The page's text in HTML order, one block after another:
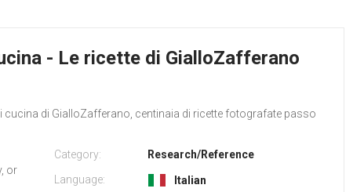
- Le ricette di GialloZafferano
cucina di GialloZafferano, centinaia di ricette fotografate passo
or
Category:
Research/Reference
Language:
Italian